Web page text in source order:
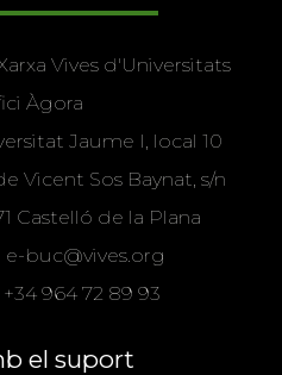
Vives d'Universitats
Àgora
Jaume I, local 10
Vicent Sos Baynat, s/n
Castelló de la Plana
e-buc@vives.org
+34 964 72 89 93
el suport